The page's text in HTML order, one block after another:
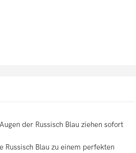
der Russisch Blau ziehen sofort
Blau zu einem perfekten